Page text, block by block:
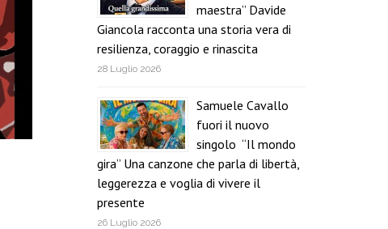
maestra” Davide
Giancola racconta una storia vera di
resilienza, coraggio e rinascita
28 Luglio 2026
Samuele Cavallo
fuori il nuovo
singolo “Il mondo
gira” Una canzone che parla di libertà,
leggerezza e voglia di vivere il
presente
26 Luglio 2026